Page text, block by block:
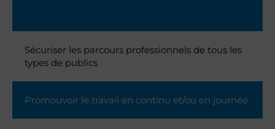
Sécuriser les parcours professionnels de tous les
types de publics
Promouvoir le travail en continu et/ou en journée